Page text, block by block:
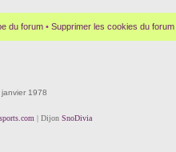
du forum • Supprimer les cookies du forum
1978
| Dijon SnoDivia